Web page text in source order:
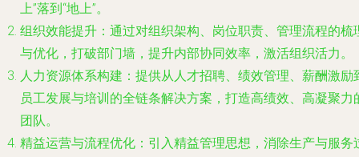
上”落到“地上”。
组织效能提升 ：通过对组织架构、岗位职责、管理流程的梳
与优化，打破部门墙，提升内部协同效率，激活组织活力。
人力资源体系构建 ：提供从人才招聘、绩效管理、薪酬激励
员工发展与培训的全链条解决方案，打造高绩效、高凝聚力
团队。
精益运营与流程优化 ：引入精益管理思想，消除生产与服务